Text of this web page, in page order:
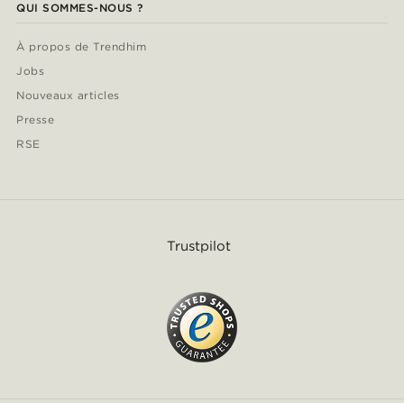
QUI SOMMES-NOUS ?
À propos de Trendhim
Jobs
Nouveaux articles
Presse
RSE
Trustpilot